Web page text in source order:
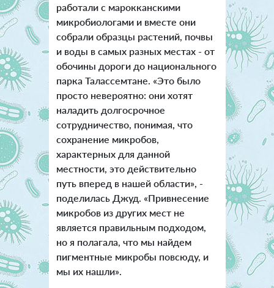
работали с марокканскими
микробиологами и вместе они
собрали образцы растений, почвы
и воды в самых разных местах - от
обочины дороги до национального
парка Талассемтане. «Это было
просто невероятно: они хотят
наладить долгосрочное
сотрудничество, понимая, что
сохранение микробов,
характерных для данной
местности, это действительно
путь вперед в нашей области», -
поделилась Джуд. «Привнесение
микробов из других мест не
является правильным подходом,
но я полагала, что мы найдем
пигментные микробы повсюду, и
мы их нашли».